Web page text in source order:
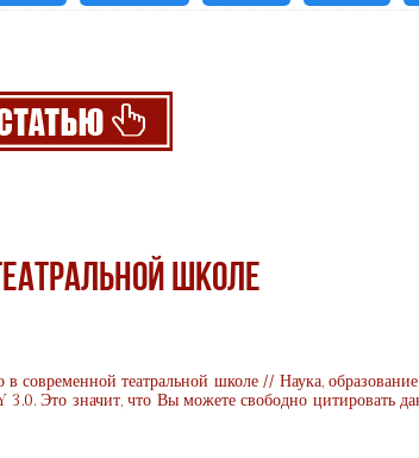
школе
театральной школе // Наука, образование
Это значит, что Вы можете свободно цитировать